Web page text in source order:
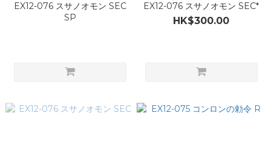
EX12-076 スサノオモン SEC
SP
EX12-076 スサノオモン SEC*
HK$300.00